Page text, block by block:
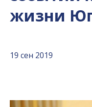
жизни
19 сен 2019